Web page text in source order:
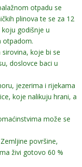
otpadu se
plinova te se za 12
godišnje u
otpadom.
koje bi se
doslovce baci u
jezerima i rijekama
koje nalikuju hrani, a
može se
površine,
živi gotovo 60 %